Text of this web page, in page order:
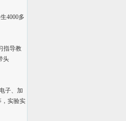
4000多
指导教
头
子、加
，实验实